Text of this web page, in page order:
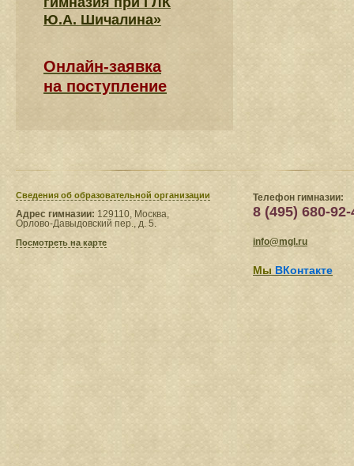
Ю.А. Шичалина»
Онлайн-заявка
на поступление
Сведения​ об образовательной организации
Адрес гимназии: 129110, Москва,
Орлово-Давыдовский пер., д. 5.
Посмотреть на карте
Телефон гимназии:
8 (495) 680-92-
info@mgl.ru
Мы ВКонтакте